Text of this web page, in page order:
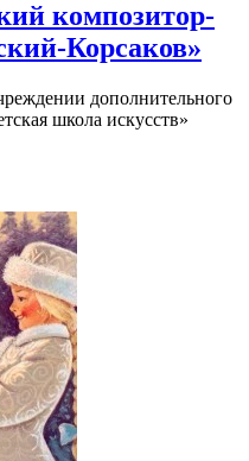
композитор-
Корсаков»
дополнительного
школа искусств»